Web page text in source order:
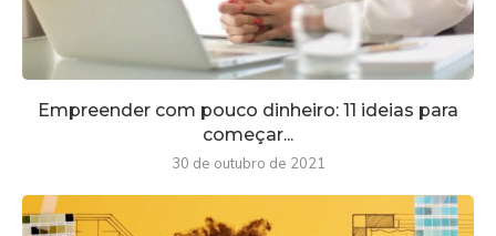
Empreender com pouco dinheiro: 11 ideias para
começar...
30 de outubro de 2021